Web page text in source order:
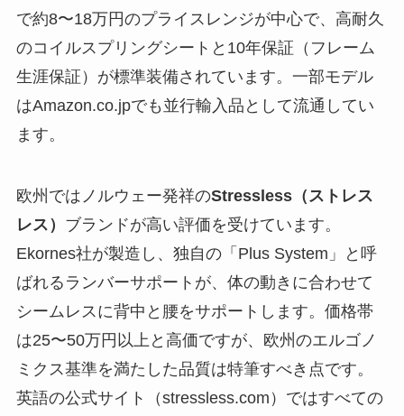
で約8〜18万円のプライスレンジが中心で、高耐久
のコイルスプリングシートと10年保証（フレーム
生涯保証）が標準装備されています。一部モデル
はAmazon.co.jpでも並行輸入品として流通してい
ます。
欧州ではノルウェー発祥のStressless（ストレス
レス） ブランドが高い評価を受けています。
Ekornes社が製造し、独自の「Plus System」と呼
ばれるランバーサポートが、体の動きに合わせて
シームレスに背中と腰をサポートします。価格帯
は25〜50万円以上と高価ですが、欧州のエルゴノ
ミクス基準を満たした品質は特筆すべき点です。
英語の公式サイト（stressless.com）ではすべての